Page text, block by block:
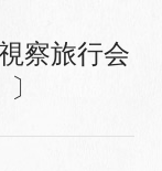
察旅行会